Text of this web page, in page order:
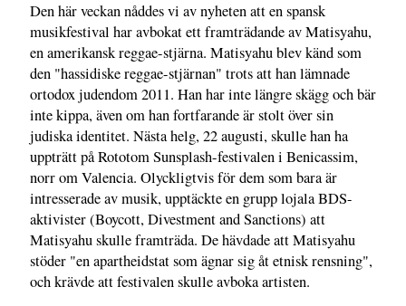
Den här veckan nåddes vi av nyheten att en spansk
musikfestival har avbokat ett framträdande av Matisyahu,
en amerikansk reggae-stjärna. Matisyahu blev känd som
den "hassidiske reggae-stjärnan" trots att han lämnade
ortodox judendom 2011. Han har inte längre skägg och bär
inte kippa, även om han fortfarande är stolt över sin
judiska identitet. Nästa helg, 22 augusti, skulle han ha
uppträtt på Rototom Sunsplash-festivalen i Benicassim,
norr om Valencia. Olyckligtvis för dem som bara är
intresserade av musik, upptäckte en grupp lojala BDS-
aktivister (Boycott, Divestment and Sanctions) att
Matisyahu skulle framträda. De hävdade att Matisyahu
stöder "en apartheidstat som ägnar sig åt etnisk rensning",
och krävde att festivalen skulle avboka artisten.